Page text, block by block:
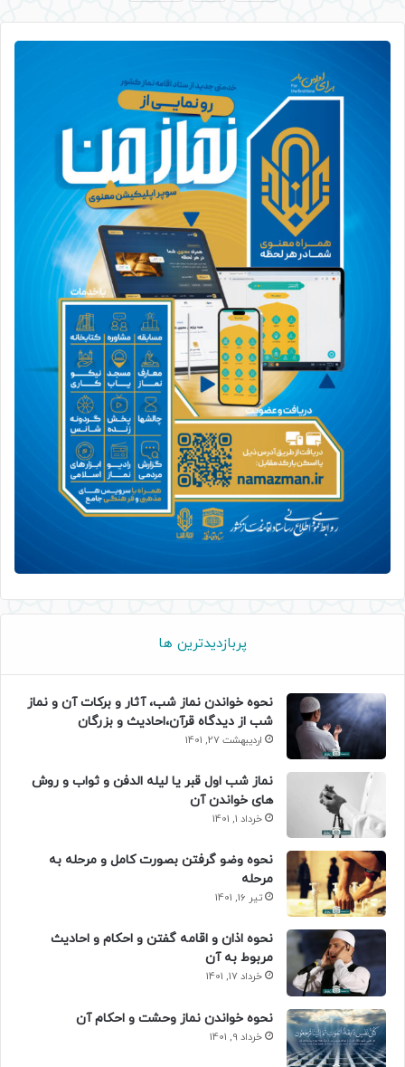
پربازدیدترین ها
نحوه خواندن نماز شب، آثار و برکات آن و نماز
شب از دیدگاه قرآن،احادیث و بزرگان
اردیبهشت 27, 1401
نماز شب اول قبر یا لیله الدفن و ثواب و روش
های خواندن آن
خرداد 1, 1401
نحوه وضو گرفتن بصورت کامل و مرحله به
مرحله
تیر 16, 1401
نحوه اذان و اقامه گفتن و احکام و احادیث
مربوط به آن
خرداد 17, 1401
نحوه خواندن نماز وحشت و احکام آن
خرداد 9, 1401